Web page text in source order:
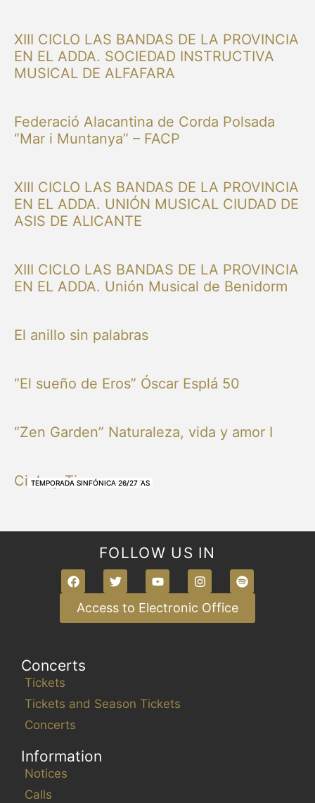
NUESTRAS BANDAS Y ORQUESTAS
XIII CICLO LAS BANDAS DE LA PROVINCIA
EN EL ADDA. SOCIEDAD INSTRUCTIVA
MUSICAL DE ALFAFARA
NUESTRAS BANDAS Y ORQUESTAS
Federació Alacantina de Corda Polsada
“Mar i Muntanya” – FACP
OTRAS MÚSICAS
XIII CICLO LAS BANDAS DE LA PROVINCIA
EN EL ADDA. UNIÓN MUSICAL CIUDAD DE
ASIS DE ALICANTE
NUESTRAS BANDAS Y ORQUESTAS
XIII CICLO LAS BANDAS DE LA PROVINCIA
EN EL ADDA. Unión Musical de Benidorm
NUESTRAS BANDAS Y ORQUESTAS
El anillo sin palabras
TEMPORADA SINFÓNICA 26/27
“El sueño de Eros” Óscar Esplá 50
TEMPORADA SINFÓNICA 26/27
“Zen Garden” Naturaleza, vida y amor I
TEMPORADA SINFÓNICA 26/27
Cielo y Tierra
TEMPORADA SINFÓNICA 26/27
FOLLOW US IN
Access to Electronic Office
Concerts
Tickets
Tickets and Season Tickets
Concerts
Information
Notices
Calls